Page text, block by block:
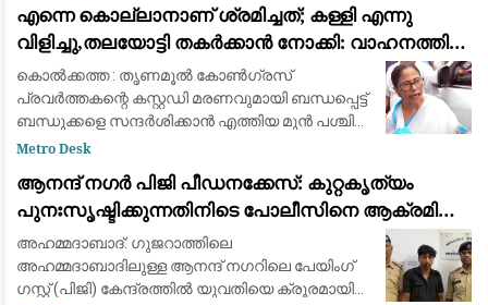
സംഘർഷത്തിൽനിന്ന് പിൻവാങ്ങാമെന്ന സൂചന
നൽ
എന്നെ കൊല്ലാനാണ് ശ്രമിച്ചത്; കള്ളി എന്നു
വിളിച്ചു,തലയോട്ടി തകർക്കാൻ നോക്കി: വാഹനത്തിന്
നേരെ കല്ലേറുണ്ടായതിനെ രൂക്ഷമായി വിമർശിച്ച്
മമത ബാനർജി
കൊൽക്കത്ത : തൃണമൂൽ കോൺഗ്രസ്
പ്രവർത്തകന്റെ കസ്റ്റഡി മരണവുമായി ബന്ധപ്പെട്ട്
ബന്ധുക്കളെ സന്ദർശിക്കാൻ എത്തിയ മുൻ പശ്ചിമ
ബംഗാൾ മുഖ്യമന്ത്രിയും തൃണമൂൽ
ബാനർജിയുടെ വാഹനത്തിന് നേരെ ക
Metro Desk
ആനന്ദ് നഗർ പിജി പീഡനക്കേസ്: കുറ്റകൃത്യം
പുനഃസൃഷ്ടിക്കുന്നതിനിടെ പോലീസിനെ ആക്രമിച്ചു;
പ്രതിക്ക് കാലിൽ വെടിയേറ്റു
അഹമ്മദാബാദ്: ഗുജറാത്തിലെ
അഹമ്മദാബാദിലുള്ള ആനന്ദ് നഗറിലെ പേയിംഗ്
ഗസ്റ്റ് (പിജി) കേന്ദ്രത്തിൽ യുവതിയെ ക്രൂരമായി